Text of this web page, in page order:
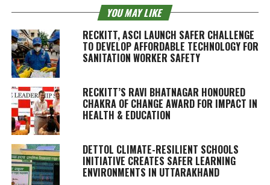
YOU MAY LIKE
RECKITT, ASCI LAUNCH SAFER CHALLENGE
TO DEVELOP AFFORDABLE TECHNOLOGY FOR
SANITATION WORKER SAFETY
RECKITT’S RAVI BHATNAGAR HONOURED
CHAKRA OF CHANGE AWARD FOR IMPACT IN
HEALTH & EDUCATION
DETTOL CLIMATE-RESILIENT SCHOOLS
INITIATIVE CREATES SAFER LEARNING
ENVIRONMENTS IN UTTARAKHAND